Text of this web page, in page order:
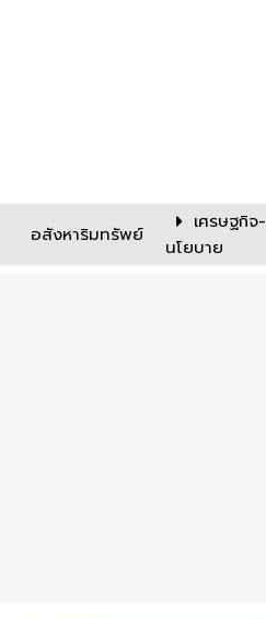
อสังหาริมทรัพย์
เศรษฐกิจ-
นโยบาย